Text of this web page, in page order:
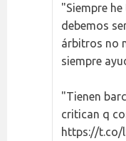
"Siempre
debemos
árbitros no
siempre
"Tienen
critican q
https://t.co/